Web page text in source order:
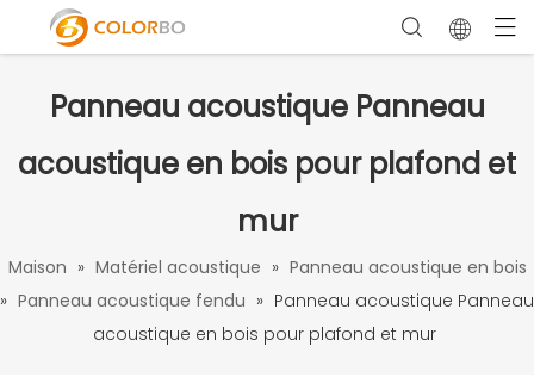
Panneau acoustique Panneau
acoustique en bois pour plafond et
mur
Maison » Matériel acoustique » Panneau acoustique en bois
» Panneau acoustique fendu » Panneau acoustique Panneau
acoustique en bois pour plafond et mur